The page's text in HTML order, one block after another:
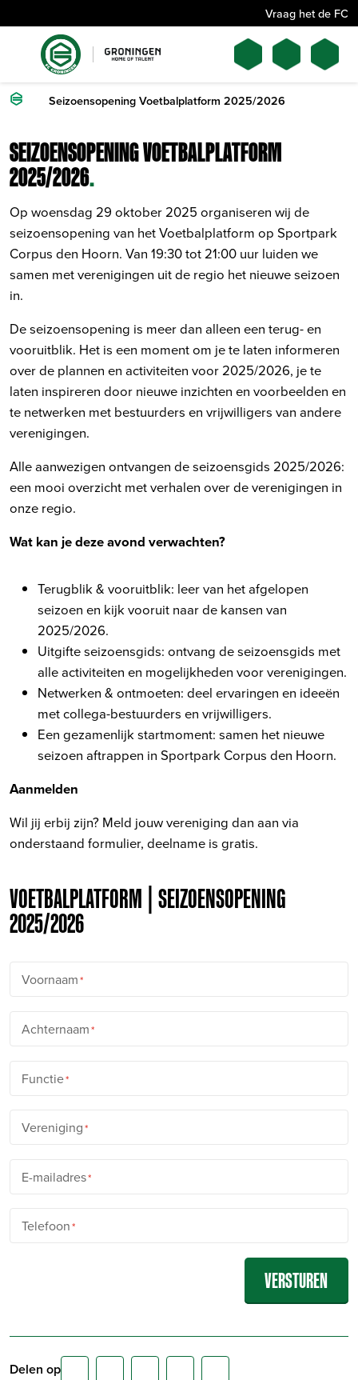
Vraag het de FC
Seizoensopening Voetbalplatform 2025/2026
SEIZOENSOPENING VOETBALPLATFORM
2025/2026.
Op woensdag 29 oktober 2025 organiseren wij de
seizoensopening van het Voetbalplatform op Sportpark
Corpus den Hoorn. Van 19:30 tot 21:00 uur luiden we
samen met verenigingen uit de regio het nieuwe seizoen
in.
De seizoensopening is meer dan alleen een terug- en
vooruitblik. Het is een moment om je te laten informeren
over de plannen en activiteiten voor 2025/2026, je te
laten inspireren door nieuwe inzichten en voorbeelden en
te netwerken met bestuurders en vrijwilligers van andere
verenigingen.
Alle aanwezigen ontvangen de seizoensgids 2025/2026:
een mooi overzicht met verhalen over de verenigingen in
onze regio.
Wat kan je deze avond verwachten?
Terugblik & vooruitblik: leer van het afgelopen
seizoen en kijk vooruit naar de kansen van
2025/2026.
Uitgifte seizoensgids: ontvang de seizoensgids met
alle activiteiten en mogelijkheden voor verenigingen.
Netwerken & ontmoeten: deel ervaringen en ideeën
met collega-bestuurders en vrijwilligers.
Een gezamenlijk startmoment: samen het nieuwe
seizoen aftrappen in Sportpark Corpus den Hoorn.
Aanmelden
Wil jij erbij zijn? Meld jouw vereniging dan aan via
onderstaand formulier, deelname is gratis.
VOETBALPLATFORM | SEIZOENSOPENING
2025/2026
Voornaam
Achternaam
Functie
Vereniging
E-mailadres
Telefoon
Delen op